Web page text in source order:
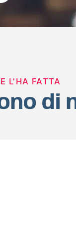
L'HA FATTA
di